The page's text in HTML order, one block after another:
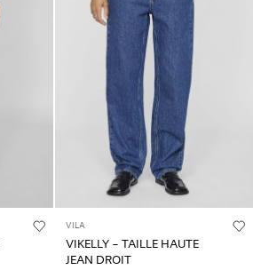
VILA
VIKELLY - TAILLE HAUTE
JEAN DROIT